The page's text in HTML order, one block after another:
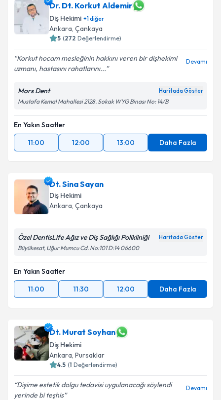
Dr. Dt. Korkut Aldemir
Diş Hekimi +1diğer
Ankara, Çankaya
5 (272 Değerlendirme)
Korkut hocam mesleğinin hakkını veren bir dişhekimi
uzmanı, hastasını rahatlarını...
Devamı
Mors Dent Haritada Göster
Mustafa Kemal Mahallesi 2128. Sokak WYG Binası No: 14/B
En Yakın Saatler
11:00
12:00 13:00 Daha Fazla
Dt. Sina Sayan
Diş Hekimi
Ankara, Çankaya
Özel DentisLife Ağız ve Diş Sağlığı Polikliniği Haritada Göster
Büyükesat, Uğur Mumcu Cd. No:101 D:14 06600
En Yakın Saatler
11:00
11:30 12:00 Daha Fazla
Dt. Murat Soyhan
Diş Hekimi
Ankara, Pursaklar
4.5 (1 Değerlendirme)
Dişime estetik dolgu tedavisi uygulanacağı söylendi
yerinde bi teşhis
Devamı